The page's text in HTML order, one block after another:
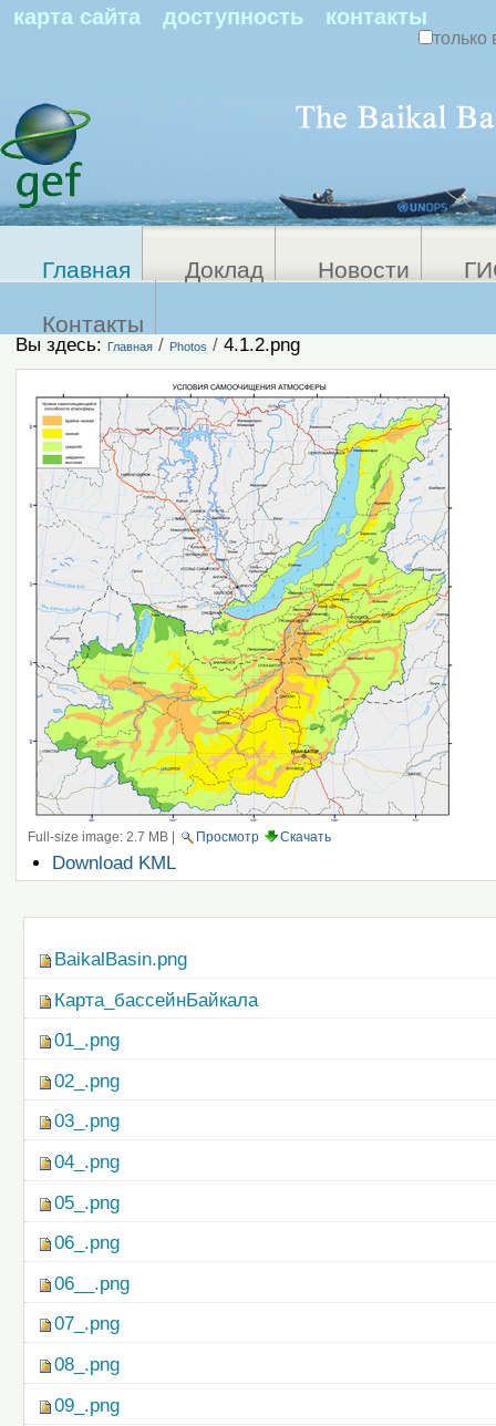
карта сайта доступность контакты
только
Главная Доклад Новости
Контакты
Вы здесь: Главная / Photos / 4.1.2.png
Full-size image: 2.7 MB| Просмотр Скачать
Операции
с
Download KML
BaikalBasin.png
Карта_бассейнБайкала
01_.png
02_.png
03_.png
04_.png
05_.png
06_.png
06__.png
07_.png
08_.png
09_.png